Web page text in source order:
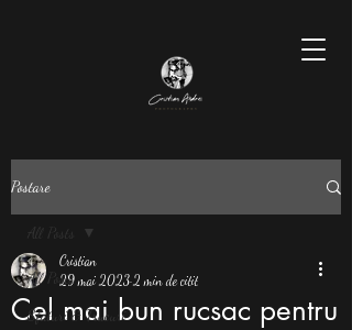
Postare
All Posts
Sfaturi & Trucuri
All Posts
Cel mai bun rucsac pentru
Cristian
29 mai 2023 2 min de citit